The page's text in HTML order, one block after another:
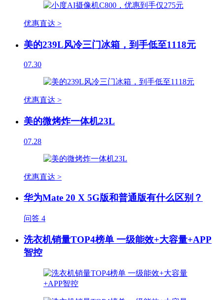
优惠直达 >
美的239L风冷三门冰箱，到手低至1118元
07.30
优惠直达 >
美的微烤炸一体机23L
07.28
优惠直达 >
华为Mate 20 X 5G版和普通版有什么区别？
问答 4
洗衣机销量TOP4榜单 一级能效+大容量+APP
智控